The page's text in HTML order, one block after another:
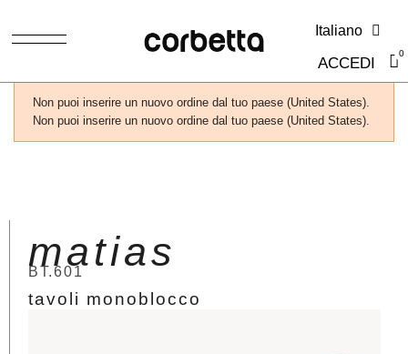
Italiano
ACCEDI
Non puoi inserire un nuovo ordine dal tuo paese (United States).
Non puoi inserire un nuovo ordine dal tuo paese (United States).
matias
BT.601
tavoli monoblocco